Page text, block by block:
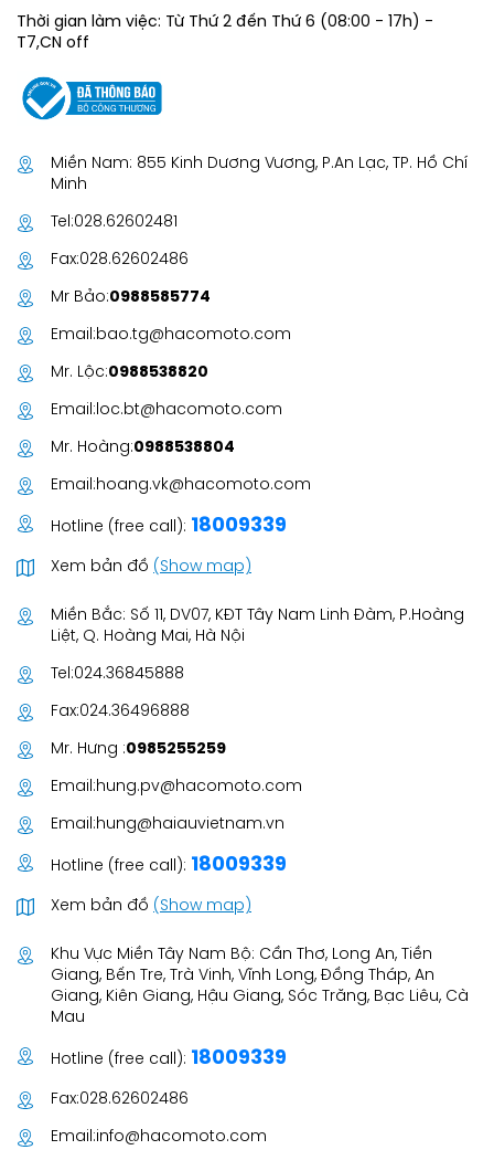
Thời gian làm việc: Từ Thứ 2 đến Thứ 6 (08:00 - 17h) -
T7,CN off
Miền Nam: 855 Kinh Dương Vương, P.An Lạc, TP. Hồ Chí
Minh
Tel:028.62602481
Fax:028.62602486
Mr Bảo:0988585774
Email:bao.tg@hacomoto.com
Mr. Lộc:0988538820
Email:loc.bt@hacomoto.com
Mr. Hoàng:0988538804
Email:hoang.vk@hacomoto.com
Hotline (free call): 18009339
Xem bản đồ (Show map)
Miền Bắc: Số 11, DV07, KĐT Tây Nam Linh Đàm, P.Hoàng
Liệt, Q. Hoàng Mai, Hà Nội
Tel:024.36845888
Fax:024.36496888
Mr. Hưng :0985255259
Email:hung.pv@hacomoto.com
Email:hung@haiauvietnam.vn
Hotline (free call): 18009339
Xem bản đồ (Show map)
Khu Vực Miền Tây Nam Bộ: Cần Thơ, Long An, Tiền
Giang, Bến Tre, Trà Vinh, Vĩnh Long, Đồng Tháp, An
Giang, Kiên Giang, Hậu Giang, Sóc Trăng, Bạc Liêu, Cà
Mau
Hotline (free call): 18009339
Fax:028.62602486
Email:info@hacomoto.com